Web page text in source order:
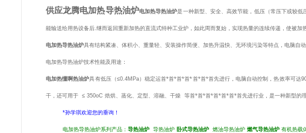
供应龙腾电加热导热油炉电加热导热油炉是一种新型、安全、高效节能，低压（常压下或较
能输送给用热设备后.继而返回重新加热的直流式特种工业炉，如此周而复始，实现热量的连续传递，使被加
电加热导热油炉具有结构紧凑、体积小、重量轻、安装操作简便、加热升温快、无环境污染等特点，电脑自
电加热导热油炉技术性能及用途：
电加热懂啊热油炉具有低压（≤0.4MPa）稳定运首*首*首*首*首*首*首先进行，电脑自动控制，热效率可
干，还可用于 ≤ 350oC 焙烘、蒸化、定型、溶融、干燥 等首*首*首*首*首*首*首先进行业，是一种新型的理
*孙学琪欢迎您的垂询！
电加热导热油炉系列产品： 导热油炉 导热油炉 卧式导热油炉 燃油导热油炉 燃气导热油炉 有机热载